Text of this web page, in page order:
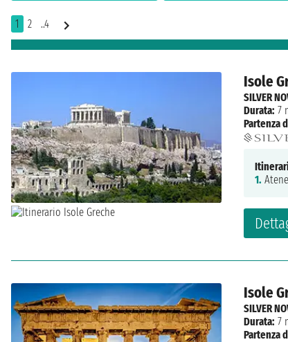
1 2 ..4
Isole
SILVER
Durata: 7
Partenza
1. Atene,
Isole
SILVER
Durata: 7
Partenza